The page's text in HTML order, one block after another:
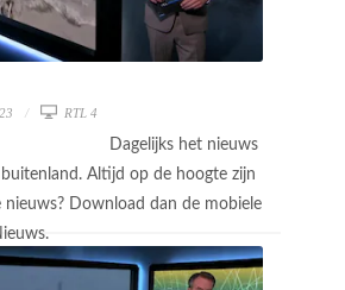
RTL 4
Dagelijks het nieuws
Altijd op de hoogte zijn
nieuws? Download dan de mobiele